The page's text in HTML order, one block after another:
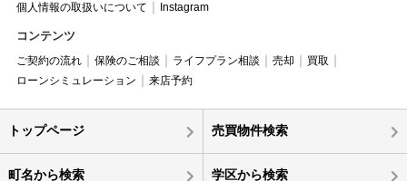
個人情報の取扱いについて
Instagram
コンテンツ
ご契約の流れ 保険のご相談 ライフプラン相談 売却
買取
ローンシミュレーション
来店予約
トップページ 売買物件検索
町名から検索 学区から検索